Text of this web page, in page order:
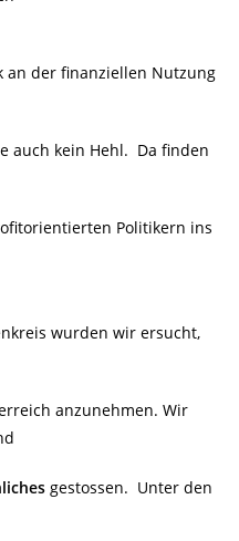
an der finanziellen Nutzung
auch kein Hehl. Da finden
Politikern ins
wurden wir ersucht,
anzunehmen. Wir
gestossen. Unter den